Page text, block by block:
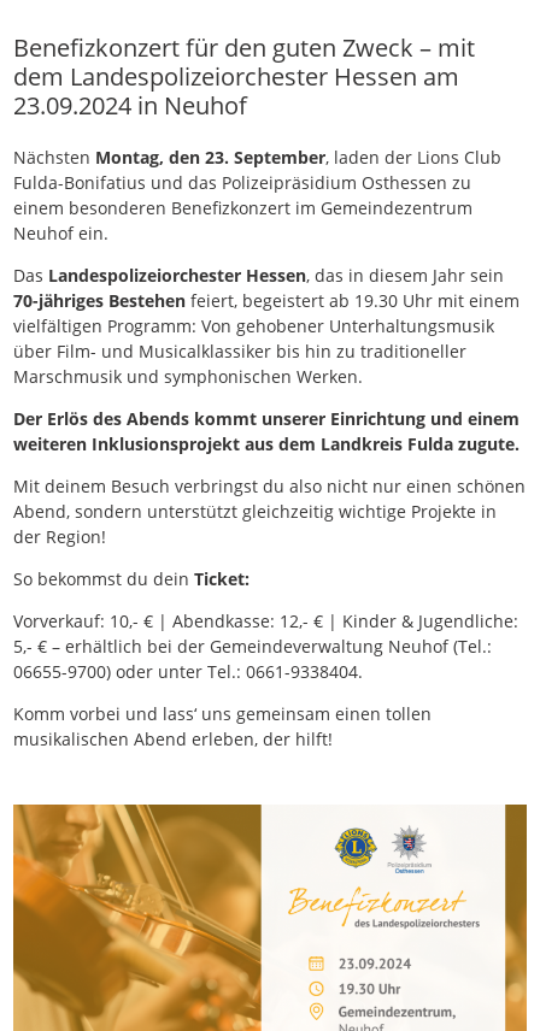
Benefizkonzert für den guten Zweck – mit
dem Landespolizeiorchester Hessen am
23.09.2024 in Neuhof
Nächsten Montag, den 23. September, laden der Lions Club
Fulda-Bonifatius und das Polizeipräsidium Osthessen zu
einem besonderen Benefizkonzert im Gemeindezentrum
Neuhof ein.
Das Landespolizeiorchester Hessen, das in diesem Jahr sein
70-jähriges Bestehen feiert, begeistert ab 19.30 Uhr mit einem
vielfältigen Programm: Von gehobener Unterhaltungsmusik
über Film- und Musicalklassiker bis hin zu traditioneller
Marschmusik und symphonischen Werken.
Der Erlös des Abends kommt unserer Einrichtung und einem
weiteren Inklusionsprojekt aus dem Landkreis Fulda zugute.
Mit deinem Besuch verbringst du also nicht nur einen schönen
Abend, sondern unterstützt gleichzeitig wichtige Projekte in
der Region!
So bekommst du deinTicket:
Vorverkauf: 10,- € | Abendkasse: 12,- € | Kinder & Jugendliche:
5,- € – erhältlich bei der Gemeindeverwaltung Neuhof (Tel.:
06655-9700) oder unter Tel.: 0661-9338404.
Komm vorbei und lass‘ uns gemeinsam einen tollen
musikalischen Abend erleben, der hilft!